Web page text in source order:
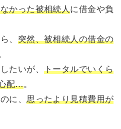
かった被相続人に借金や負
、 突然、被相続人の借金の
たいが、 トータルでいくら
配…。
に、思ったより見積費用が